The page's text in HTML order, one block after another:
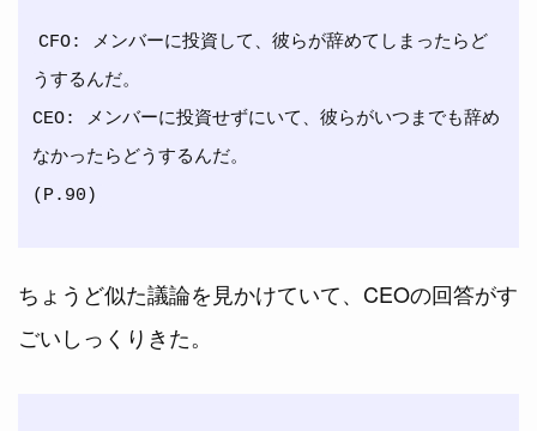
CFO: メンバーに投資して、彼らが辞めてしまったらど
うするんだ。
CEO: メンバーに投資せずにいて、彼らがいつまでも辞め
なかったらどうするんだ。
ちょうど似た議論を見かけていて、CEOの回答がす
ごいしっくりきた。